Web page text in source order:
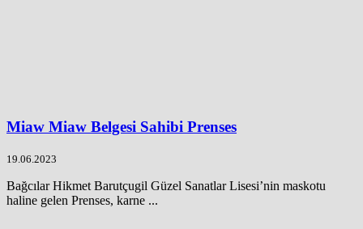
Miaw Miaw Belgesi Sahibi Prenses
19.06.2023
Bağcılar Hikmet Barutçugil Güzel Sanatlar Lisesi’nin maskotu
haline gelen Prenses, karne ...